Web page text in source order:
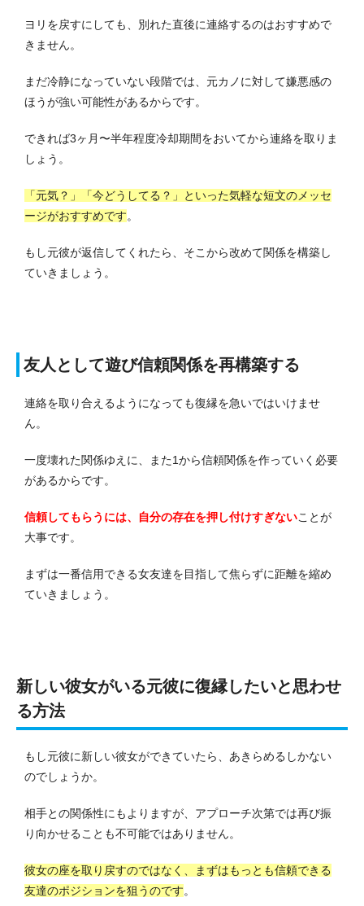
ヨリを戻すにしても、別れた直後に連絡するのはおすすめで
きません。
まだ冷静になっていない段階では、元カノに対して嫌悪感の
ほうが強い可能性があるからです。
できれば3ヶ月〜半年程度冷却期間をおいてから連絡を取りま
しょう。
「元気？」「今どうしてる？」といった気軽な短文のメッセ
ージがおすすめです。
もし元彼が返信してくれたら、そこから改めて関係を構築し
ていきましょう。
友人として遊び信頼関係を再構築する
連絡を取り合えるようになっても復縁を急いではいけませ
ん。
一度壊れた関係ゆえに、また1から信頼関係を作っていく必要
があるからです。
信頼してもらうには、自分の存在を押し付けすぎないことが
大事です。
まずは一番信用できる女友達を目指して焦らずに距離を縮め
ていきましょう。
新しい彼女がいる元彼に復縁したいと思わせ
る方法
もし元彼に新しい彼女ができていたら、あきらめるしかない
のでしょうか。
相手との関係性にもよりますが、アプローチ次第では再び振
り向かせることも不可能ではありません。
彼女の座を取り戻すのではなく、まずはもっとも信頼できる
友達のポジションを狙うのです。